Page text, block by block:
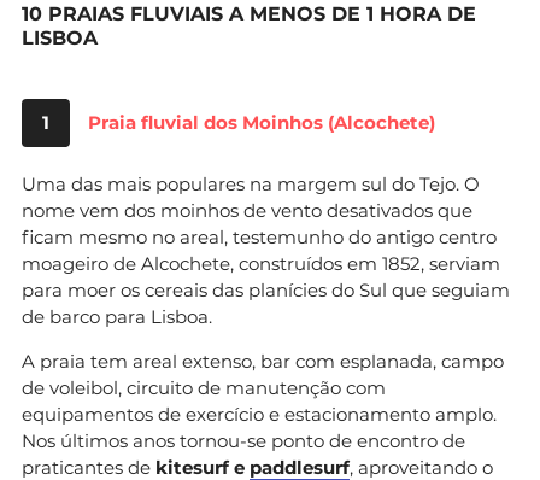
10 PRAIAS FLUVIAIS A MENOS DE 1 HORA DE
LISBOA
1 Praia fluvial dos Moinhos (Alcochete)
Uma das mais populares na margem sul do Tejo. O
nome vem dos moinhos de vento desativados que
ficam mesmo no areal, testemunho do antigo centro
moageiro de Alcochete, construídos em 1852, serviam
para moer os cereais das planícies do Sul que seguiam
de barco para Lisboa.
A praia tem areal extenso, bar com esplanada, campo
de voleibol, circuito de manutenção com
equipamentos de exercício e estacionamento amplo.
Nos últimos anos tornou-se ponto de encontro de
praticantes de kitesurf e paddlesurf, aproveitando o